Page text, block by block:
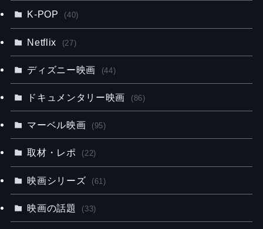
K-POP (40)
Netflix (27)
ディズニー映画 (44)
ドキュメンタリー映画 (86)
マーベル映画 (95)
取材・レポ (22)
映画シリーズ (61)
映画の話題 (33)